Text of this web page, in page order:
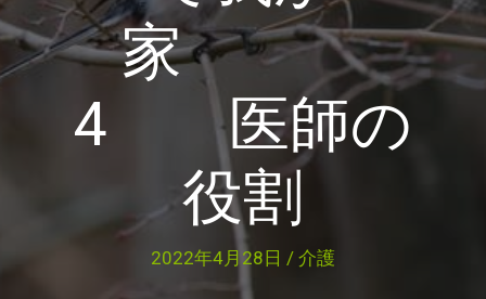
家
4 医師の
役割
2022年4月28日 / 介護